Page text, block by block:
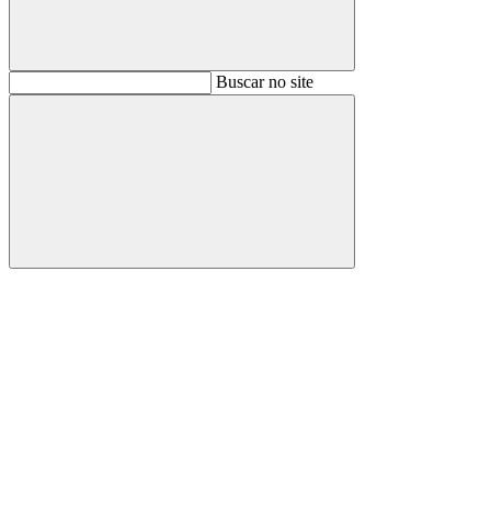
BuscarBuscar no site
Buscar